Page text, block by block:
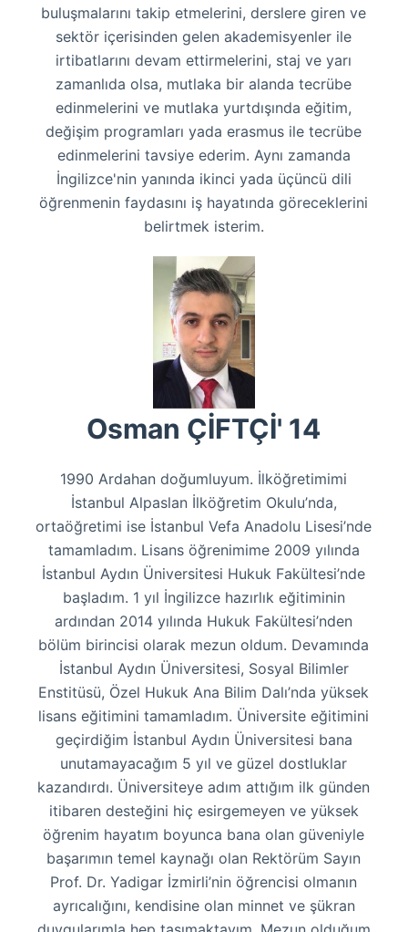
buluşmalarını takip etmelerini, derslere giren ve
sektör içerisinden gelen akademisyenler ile
irtibatlarını devam ettirmelerini, staj ve yarı
zamanlıda olsa, mutlaka bir alanda tecrübe
edinmelerini ve mutlaka yurtdışında eğitim,
değişim programları yada erasmus ile tecrübe
edinmelerini tavsiye ederim. Aynı zamanda
İngilizce'nin yanında ikinci yada üçüncü dili
öğrenmenin faydasını iş hayatında göreceklerini
belirtmek isterim.
Osman ÇİFTÇİ' 14
1990 Ardahan doğumluyum. İlköğretimimi
İstanbul Alpaslan İlköğretim Okulu’nda,
ortaöğretimi ise İstanbul Vefa Anadolu Lisesi’nde
tamamladım. Lisans öğrenimime 2009 yılında
İstanbul Aydın Üniversitesi Hukuk Fakültesi’nde
başladım. 1 yıl İngilizce hazırlık eğitiminin
ardından 2014 yılında Hukuk Fakültesi’nden
bölüm birincisi olarak mezun oldum. Devamında
İstanbul Aydın Üniversitesi, Sosyal Bilimler
Enstitüsü, Özel Hukuk Ana Bilim Dalı’nda yüksek
lisans eğitimini tamamladım. Üniversite eğitimini
geçirdiğim İstanbul Aydın Üniversitesi bana
unutamayacağım 5 yıl ve güzel dostluklar
kazandırdı. Üniversiteye adım attığım ilk günden
itibaren desteğini hiç esirgemeyen ve yüksek
öğrenim hayatım boyunca bana olan güveniyle
başarımın temel kaynağı olan Rektörüm Sayın
Prof. Dr. Yadigar İzmirli’nin öğrencisi olmanın
ayrıcalığını, kendisine olan minnet ve şükran